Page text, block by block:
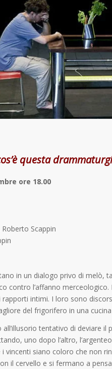
questa
ore 18.00
Scappin
in un dialogo privo di melò,
contro l’affanno
intimi. I loro sono
del frigorifero in una
tentativo di deviare
uno dopo l’altro,
i vincenti siano coloro che non
il cervello e si fermano a